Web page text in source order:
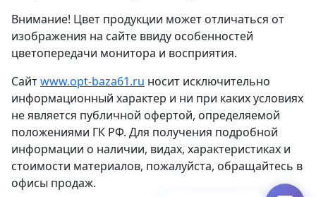
Внимание! Цвет продукции может отличаться от
изображения на сайте ввиду особенностей
цветопередачи монитора и восприятия.
Сайтwww.opt-baza61.ru носит исключительно
информационный характер и ни при каких условиях
не является публичной офертой, определяемой
положениями ГК РФ. Для получения подробной
информации о наличии, видах, характеристиках и
стоимости материалов, пожалуйста, обращайтесь в
офисы продаж.